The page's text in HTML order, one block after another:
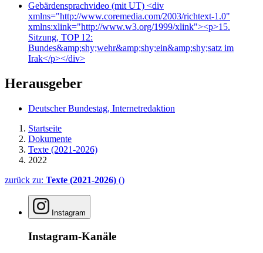
Gebärdensprachvideo (mit UT) <div
xmlns="http://www.coremedia.com/2003/richtext-1.0"
xmlns:xlink="http://www.w3.org/1999/xlink"><p>15.
Sitzung, TOP 12:
Bundes&amp;shy;wehr&amp;shy;ein&amp;shy;satz im
Irak</p></div>
Herausgeber
Deutscher Bundestag, Internetredaktion
Startseite
Dokumente
Texte (2021-2026)
2022
zurück zu: Texte (2021-2026) ()
Instagram
Instagram-Kanäle